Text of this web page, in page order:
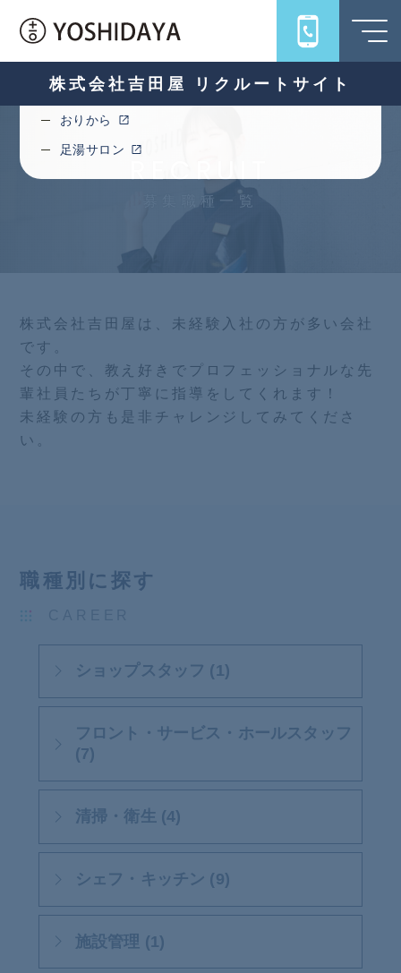
株式会社吉田屋 リクルートサイト
うちろじ
キハコ
十一ロ
おりから
足湯サロン
RECRUIT
募集職種一覧
株式会社吉田屋は、未経験入社の方が多い会社
です。
その中で、教え好きでプロフェッショナルな先
輩社員たちが丁寧に指導をしてくれます！
未経験の方も是非チャレンジしてみてくださ
い。
職種別に探す
ショップスタッフ (1)
フロント・サービス・ホールスタッフ
(7)
清掃・衛生 (4)
シェフ・キッチン (9)
施設管理 (1)